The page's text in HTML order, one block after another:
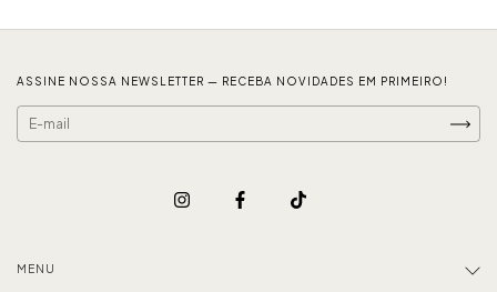
ASSINE NOSSA NEWSLETTER — RECEBA NOVIDADES EM PRIMEIRO!
MENU